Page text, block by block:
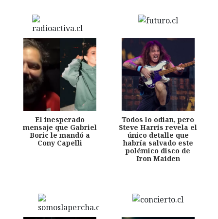
El inesperado
mensaje que Gabriel
Boric le mandó a
Cony Capelli
Todos lo odian, pero
Steve Harris revela el
único detalle que
habría salvado este
polémico disco de
Iron Maiden